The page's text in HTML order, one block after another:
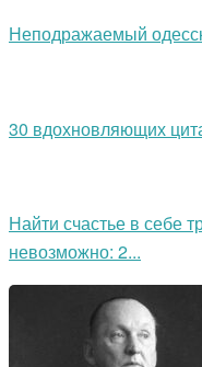
Неподражаемый
30 вдохновляющих
Найти счастье в себе
невозможно: 2...